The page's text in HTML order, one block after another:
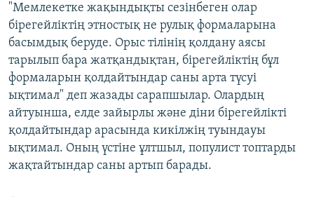
"Мемлекетке жақындықты сезінбеген олар
бірегейліктің этностық не рулық формаларына
басымдық беруде. Орыс тілінің қолдану аясы
тарылып бара жатқандықтан, бірегейліктің бұл
формаларын қолдайтындар саны арта түсуі
ықтимал" деп жазады сарапшылар. Олардың
айтуынша, елде зайырлы және діни бірегейлікті
қолдайтындар арасында кикілжің туындауы
ықтимал. Оның үстіне ұлтшыл, популист топтарды
жақтайтындар саны артып барады.